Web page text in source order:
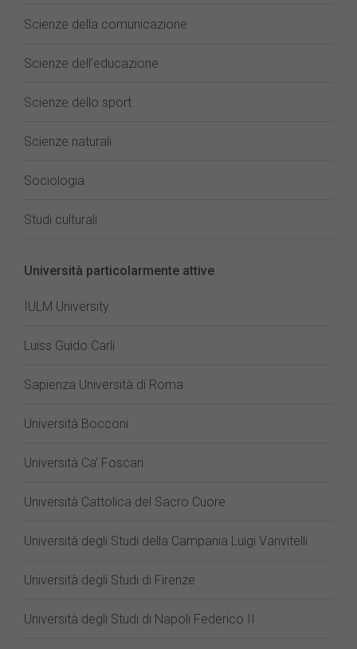
Scienze della comunicazione
Scienze dell’educazione
Scienze dello sport
Scienze naturali
Sociologia
Studi culturali
Università particolarmente attive
IULM University
Luiss Guido Carli
Sapienza Università di Roma
Università Bocconi
Università Ca’ Foscari
Università Cattolica del Sacro Cuore
Università degli Studi della Campania Luigi Vanvitelli
Università degli Studi di Firenze
Università degli Studi di Napoli Federico II